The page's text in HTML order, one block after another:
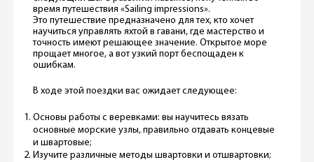
время путешествия «Sailing impressions».
Это путешествие предназначено для тех, кто хочет
научиться управлять яхтой в гавани, где мастерство и
точность имеют решающее значение. Открытое море
прощает многое, а вот узкий порт беспощаден к
ошибкам.
В ходе этой поездки вас ожидает следующее:
Основы работы с веревками: вы научитесь вязать
основные морские узлы, правильно отдавать концевые
и швартовые;
Изучите различные методы швартовки и отшвартовки;